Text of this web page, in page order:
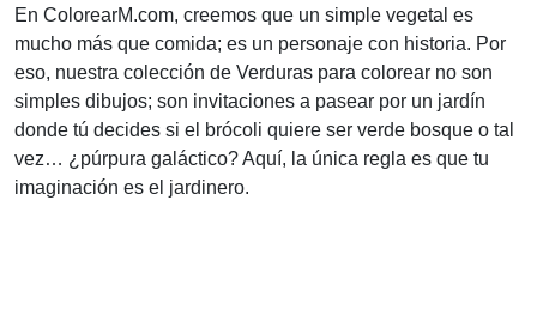
En ColorearM.com, creemos que un simple vegetal es
mucho más que comida; es un personaje con historia. Por
eso, nuestra colección de Verduras para colorear no son
simples dibujos; son invitaciones a pasear por un jardín
donde tú decides si el brócoli quiere ser verde bosque o tal
vez… ¿púrpura galáctico? Aquí, la única regla es que tu
imaginación es el jardinero.